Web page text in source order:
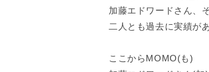
加藤エドワードさん、
二人とも過去に実績が
ここからMOMO(も)